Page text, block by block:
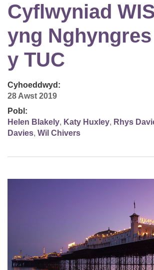
Cyflwyniad
yng Nghyngres
y TUC
Cyhoeddwyd:
28 Awst 2019
Pobl:
Helen Blakely, Katy Huxley, Rhys
Davies, Wil Chivers